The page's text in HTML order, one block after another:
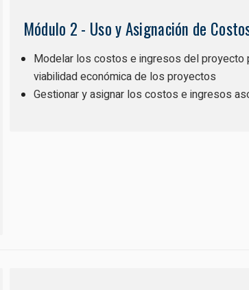
Módulo 2 - Uso y Asignación de
Modelar los costos e ingresos del proyecto
viabilidad económica de los proyectos
Gestionar y asignar los costos e ingresos